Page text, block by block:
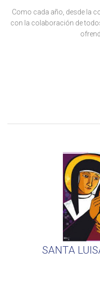
Como cada año, desde la
con la colaboración de
SANTA